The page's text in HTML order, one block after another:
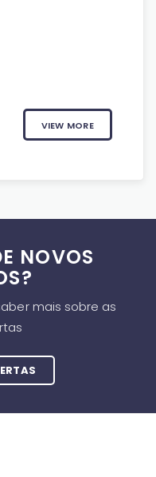
VIEW MORE
NOVOS
mais sobre as